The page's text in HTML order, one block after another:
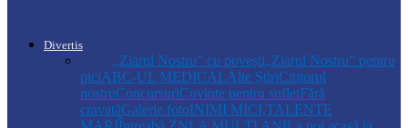
Divertis
,,Ziarul Nostru” cu povești„Ziarul Nostru” pentru
piciABC-UL MEDICALAlte ȘtiriCititorul
nostruConcursuriCuvinte pentru sufletFără
cravatăGalerie fotoINIMI MICI,TALENTE